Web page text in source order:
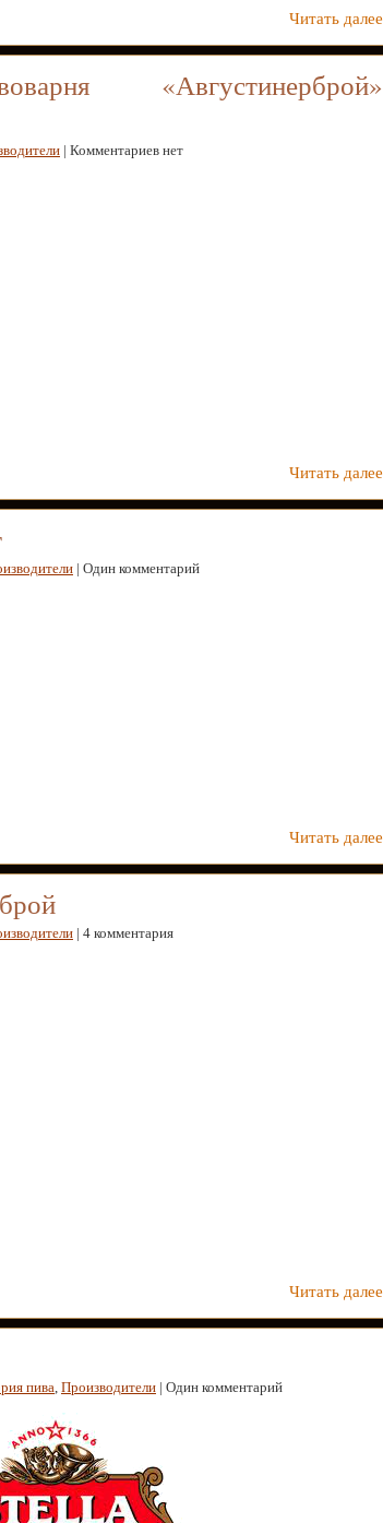
Читать далее
«Августинерброй»
| Комментариев нет
Читать далее
| Один комментарий
Читать далее
| 4 комментария
Читать далее
пива, Производители | Один комментарий